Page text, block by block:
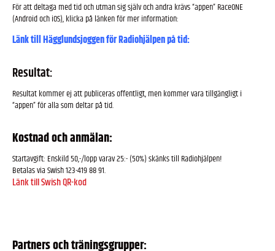
För att deltaga med tid och utman sig själv och andra krävs “appen” RaceONE
(Android och iOS), klicka på länken för mer information:
Länk tillHägglundsjoggen för Radiohjälpen på tid:
Resultat:
Resultat kommer ej att publiceras offentligt, men kommer vara tillgängligt i
“appen” för alla som deltar på tid.
Kostnad och anmälan:
Startavgift: Enskild 50,-/lopp varav 25:- (50%) skänks till Radiohjälpen!
Betalas via Swish 123-419 88 91.
Länk till Swish QR-kod
Partners och träningsgrupper: